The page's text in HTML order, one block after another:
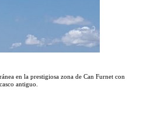
en la prestigiosa zona de Can Furnet con
antiguo.